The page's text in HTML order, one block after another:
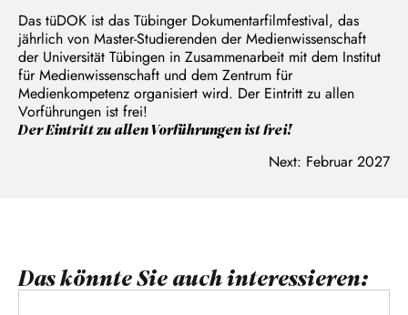
Das tüDOK ist das Tübinger Dokumentarfilmfestival, das
jährlich von Master-Studierenden der Medienwissenschaft
der Universität Tübingen in Zusammenarbeit mit dem Institut
für Medienwissenschaft und dem Zentrum für
Medienkompetenz organisiert wird. Der Eintritt zu allen
Vorführungen ist frei!
Der Eintritt zu allenVorführungen ist frei!
Next: Februar 2027
Das könnte Sie auch interessieren: